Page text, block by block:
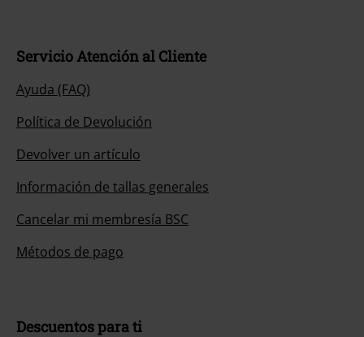
Servicio Atención al Cliente
Ayuda (FAQ)
Política de Devolución
Devolver un artículo
Información de tallas generales
Cancelar mi membresía BSC
Métodos de pago
Descuentos para ti